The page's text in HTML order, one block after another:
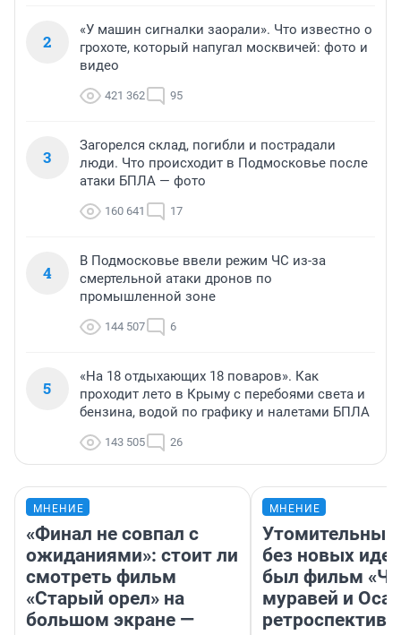
2
«У машин сигналки заорали». Что известно о
грохоте, который напугал москвичей: фото и
видео
421 362 95
3
Загорелся склад, погибли и пострадали
люди. Что происходит в Подмосковье после
атаки БПЛА — фото
160 641 17
4
В Подмосковье ввели режим ЧС из-за
смертельной атаки дронов по
промышленной зоне
144 507 6
5
«На 18 отдыхающих 18 поваров». Как
проходит лето в Крыму с перебоями света и
бензина, водой по графику и налетами БПЛА
143 505 26
МНЕНИЕ
«Финал не совпал с
ожиданиями»: стоит ли
смотреть фильм
«Старый орел» на
большом экране —
МНЕНИЕ
Утомительный
без новых
был фильм
муравей и
ретроспектива